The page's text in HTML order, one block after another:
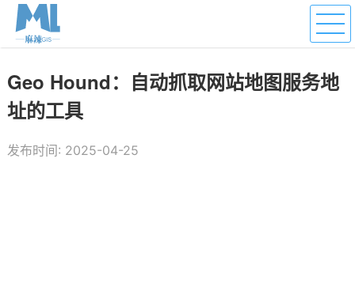
Geo Hound：自动抓取网站地图服务地
址的工具
发布时间: 2025-04-25